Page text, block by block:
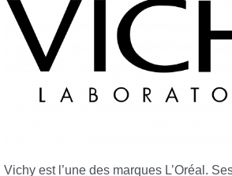
Vichy est l’une des marques L’Oréal.